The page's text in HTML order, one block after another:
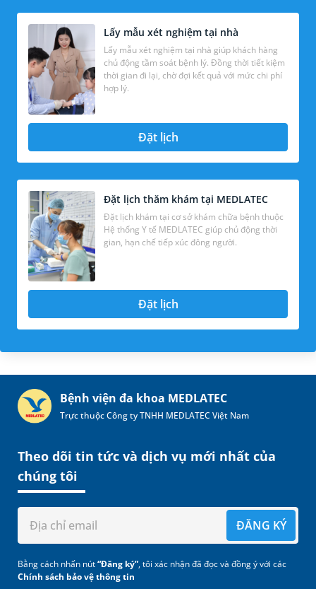
Lấy mẫu xét nghiệm tại nhà
Lấy mẫu xét nghiệm tại nhà giúp khách hàng
chủ động tầm soát bệnh lý. Đồng thời tiết kiệm
thời gian đi lại, chờ đợi kết quả với mức chi phí
hợp lý.
Đặt lịch
Đặt lịch thăm khám tại MEDLATEC
Đặt lịch khám tại cơ sở khám chữa bệnh thuộc
Hệ thống Y tế MEDLATEC giúp chủ động thời
gian, hạn chế tiếp xúc đông người.
Đặt lịch
Bệnh viện đa khoa MEDLATEC
Trực thuộc Công ty TNHH MEDLATEC Việt Nam
Theo dõi tin tức và dịch vụ mới nhất của
chúng tôi
ĐĂNG KÝ
Bằng cách nhấn nút“Đăng ký”, tôi xác nhận đã đọc và đồng ý với các
Chính sách bảo vệ thông tin